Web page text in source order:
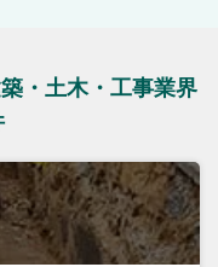
・土木・工事業界